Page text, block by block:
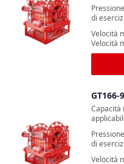
di
Velocità
Velocità
GT166-
Capacità
di
Velocità